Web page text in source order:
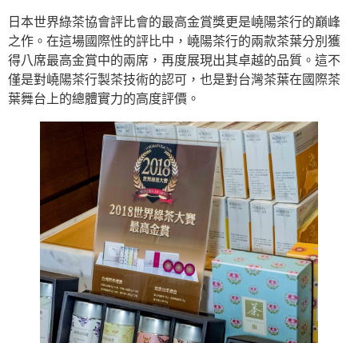
日本世界綠茶協會評比會的最高金賞獎更是嶢陽茶行的巔峰
之作。在這場國際性的評比中，嶢陽茶行的兩款茶葉分別獲
得八席最高金賞中的兩席，再度展現出其卓越的品質。這不
僅是對嶢陽茶行製茶技術的認可，也是對台灣茶葉在國際茶
葉舞台上的總體實力的高度評價。